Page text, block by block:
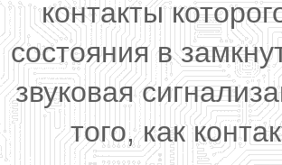
контакты
состояния в
звуковая
того, как